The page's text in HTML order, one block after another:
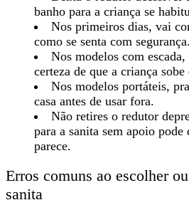
banho para a criança se
Nos primeiros dias, vai
como se senta com segurança.
Nos modelos com
certeza de que a criança sobe
Nos modelos portáteis,
casa antes de usar fora.
Não retires o redutor
para a sanita sem apoio
parece.
Erros comuns ao escolher
sanita